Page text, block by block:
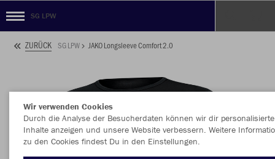
SG LPW
ZURÜCK SG LPW JAKO Longsleeve Comfort 2.0
Wir verwenden Cookies
Durch die Analyse der Besucherdaten können wir dir personalisierte
Inhalte anzeigen und unsere Website verbessern. Weitere
zu den Cookies findest Du in den Einstellungen.